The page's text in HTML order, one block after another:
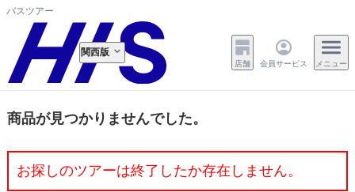
バスツアー
関西版
店舗 会員サービス メニュー
商品が見つかりませんでした。
お探しのツアーは終了したか存在しません。